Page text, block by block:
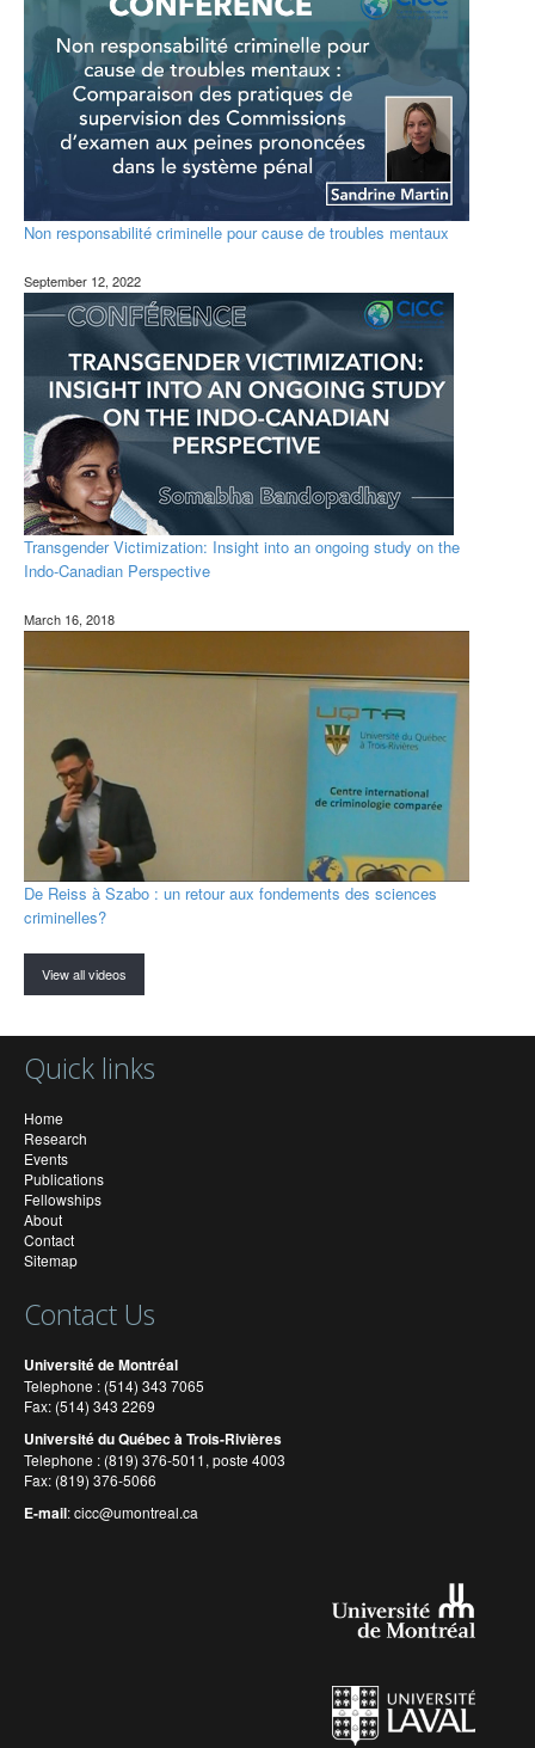
Non responsabilité criminelle pour cause de troubles mentaux
September 12, 2022
Transgender Victimization: Insight into an ongoing study on the
Indo-Canadian Perspective
March 16, 2018
De Reiss à Szabo : un retour aux fondements des sciences
criminelles?
View all videos
Quick links
Home
Research
Events
Publications
Fellowships
About
Contact
Sitemap
Contact Us
Université de Montréal
Telephone : (514) 343 7065
Fax: (514) 343 2269
Université du Québec à Trois-Rivières
Telephone : (819) 376-5011, poste 4003
Fax: (819) 376-5066
E-mail:cicc@umontreal.ca